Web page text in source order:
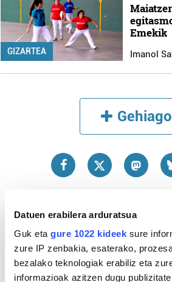
Datuen erabilera arduratsua
Guk eta gure 1022 kideek sure
zure IP zenbakia, esaterako,
bezalako teknologiak erabiliz eta
informazioak azitzen dugu
GIZARTEA
Emekik
Imanol
Gehiago